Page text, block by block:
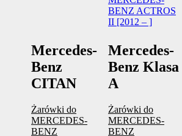
BENZ ACTROS
II [2012 – ]
Mercedes-
Benz
CITAN
Żarówki do
MERCEDES-
BENZ
Mercedes-
Benz Klasa
A
Żarówki do
MERCEDES-
BENZ